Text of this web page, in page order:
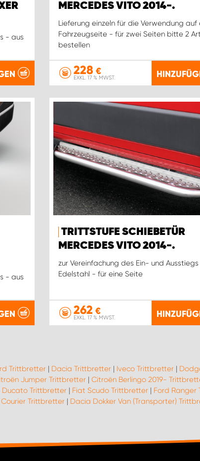
- aus
MERCEDES VITO 2014-.
Lieferung einzeln für die Verwendung auf
Fahrzeugseite - für zwei Seiten bitte 2
bestellen
228 €
EXKL. 17 % MWST.
- aus
TRITTSTUFE SCHIEBETÜR
MERCEDES VITO 2014-.
zur Vereinfachung des Ein- und
Edelstahl - für eine Seite
262 €
EXKL. 17 % MWST.
Trittbretter| Dacia Trittbretter| Iveco Trittbretter|
Jumper Trittbretter | Citroën Berlingo 2019-
Ducato Trittbretter| Fiat Scudo Trittbretter| Ford Ranger
Trittbretter | Dacia Dokker Van (Transporter)